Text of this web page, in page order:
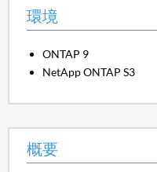
環境
ONTAP 9
NetApp ONTAP S3
概要